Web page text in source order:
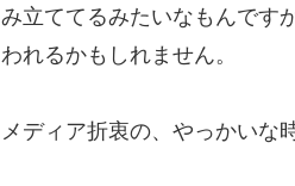
み立ててるみたいなもんです
われるかもしれません。
メディア折衷の、やっかいな